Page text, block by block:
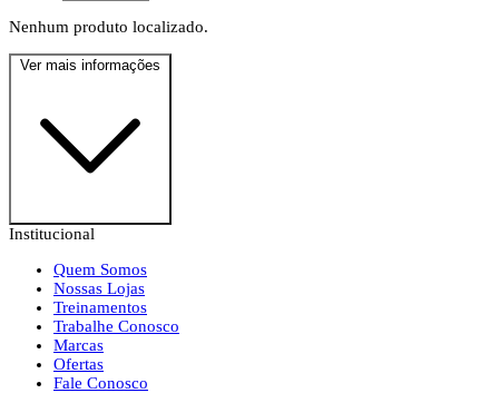
Nenhum produto localizado.
Ver mais informações
Institucional
Quem Somos
Nossas Lojas
Treinamentos
Trabalhe Conosco
Marcas
Ofertas
Fale Conosco